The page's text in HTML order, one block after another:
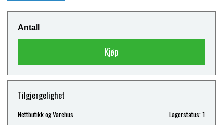
Antall
Kjøp
Tilgjengelighet
Nettbutikk og Varehus Lagerstatus: 1